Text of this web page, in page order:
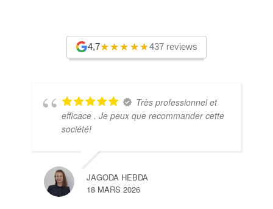
4,7 437 reviews
Très professionnel et
efficace . Je peux que recommander cette
société!
JAGODA HEBDA
18 MARS 2026